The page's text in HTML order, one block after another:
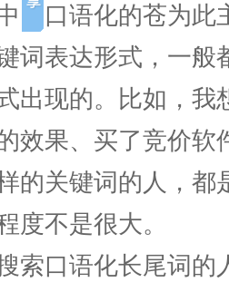
，口语化的苍为此
词表达形式，一般
出现的。比如，我
效果、买了竞价软
的关键词的人，
度不是很大。
索口语化长尾词的